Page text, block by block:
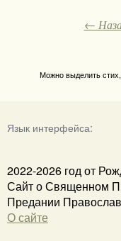
←
Можно выделить
Язык интерфейса:
2022-2026 год от
Сайт о Священном
Предании
О сайте